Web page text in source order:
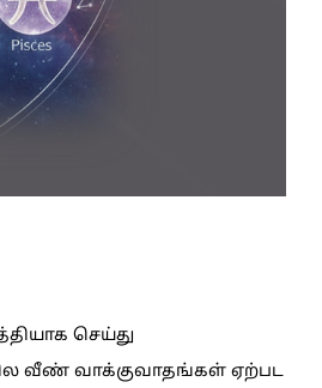
செய்து
வீண் வாக்குவாதங்கள் ஏற்பட